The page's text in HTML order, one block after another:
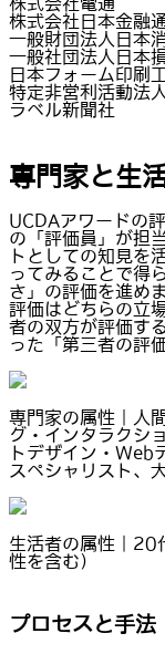
株式会社日本金融
一般財団法人日本
一般社団法人日本
日本フォーム印刷
特定非営利活動法
ラベル新聞社
専門家と生
UCDAアワードの
の「評価員」が担
トとしての知見を
ってみることで得
さ」の評価を進めま
評価はどちらの立
者の双方が評価す
った「第三者の評
専門家の属性｜人
グ・インタラクシ
トデザイン・Web
スペシャリスト、
生活者の属性｜20
性を含む）
プロセスと手法